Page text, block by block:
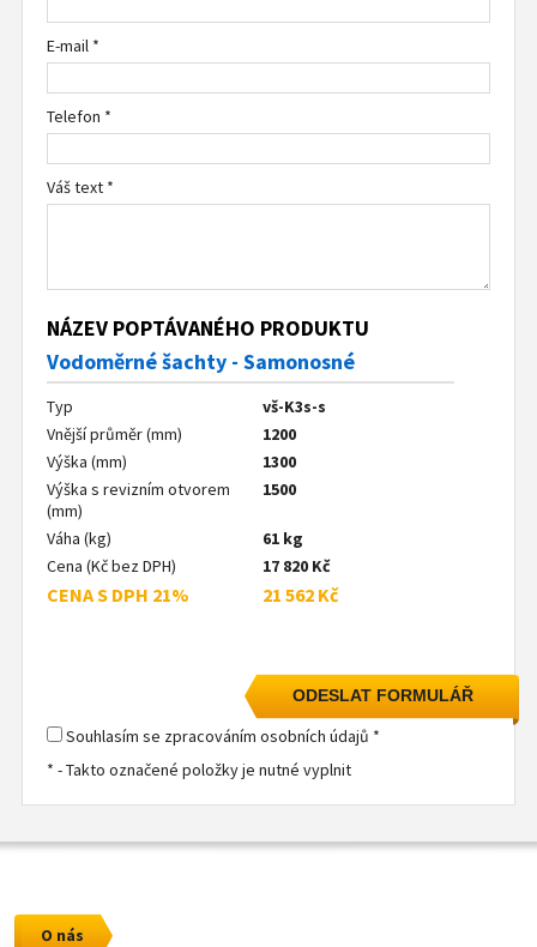
E-mail *
Telefon *
Váš text *
NÁZEV POPTÁVANÉHO PRODUKTU
Vodoměrné šachty - Samonosné
Typ
vš-K3s-s
Vnější průměr (mm)
1200
Výška (mm)
1300
Výška s revizním otvorem
(mm)
1500
Váha (kg)
61 kg
Cena (Kč bez DPH)
17 820 Kč
CENA S DPH 21% 21 562 Kč
Souhlasím se zpracováním osobních údajů *
* - Takto označené položky je nutné vyplnit
O nás